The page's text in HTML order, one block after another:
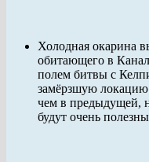
Холодная окарина
обитающего в
полем битвы с
замёрзшую
чем в предыдущей,
будут очень